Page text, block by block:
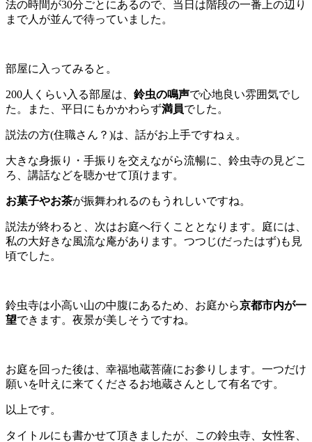
法の時間が30分ごとにあるので、当日は階段の一番上の辺り
まで人が並んで待っていました。
部屋に入ってみると。
200人くらい入る部屋は、 鈴虫の鳴声で心地良い雰囲気でし
た。また、平日にもかかわらず満員でした。
説法の方(住職さん？)は、話がお上手ですねぇ。
大きな身振り・手振りを交えながら流暢に、鈴虫寺の見どこ
ろ、講話などを聴かせて頂けます。
お菓子やお茶が振舞われるのもうれしいですね。
説法が終わると、次はお庭へ行くこととなります。庭には、
私の大好きな風流な庵があります。つつじ(だったはず)も見
頃でした。
鈴虫寺は小高い山の中腹にあるため、お庭から京都市内が一
望できます。夜景が美しそうですね。
お庭を回った後は、幸福地蔵菩薩にお参りします。一つだけ
願いを叶えに来てくださるお地蔵さんとして有名です。
以上です。
タイトルにも書かせて頂きましたが、この鈴虫寺、女性客、